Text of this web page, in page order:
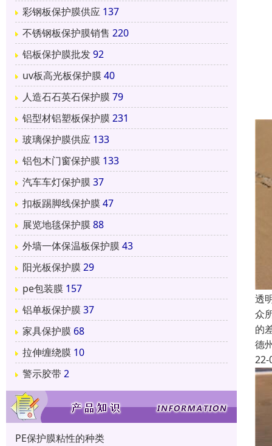
彩钢板保护膜供应 137
不锈钢板保护膜销售 220
铝板保护膜批发92
uv板高光板保护膜40
人造石石英石保护膜79
铝型材铝塑板保护膜231
玻璃保护膜供应 133
铝包木门窗保护膜 133
汽车车灯保护膜37
扣板踢脚线保护膜47
展览地毯保护膜88
外墙一体保温板保护膜43
阳光板保护膜29
pe包装膜 157
铝单板保护膜37
家具保护膜 68
拉伸缠绕膜 10
警示胶带2
PE保护膜粘性的种类
透
众
的
德
22-